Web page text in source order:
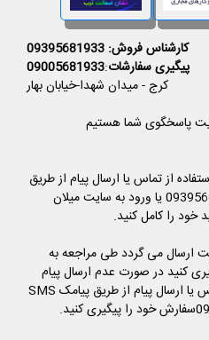
کارشناس فروش: 09395681933
پیگیری سفارشات:
09005681933
کرج - میدان شهدا-خیابان بهار
از تماس یا ارسال پیام از طریق
واتساپ یا پیامک با شماره 09395681933 یا ورود به سایت میلان
را کامل کنید.
ارسال می گردد طی مراجعه به
کنید در صورت عدم ارسال پیام
تیپاکس یا پست با استفاده از تماس یا ارسال پیام از طریق پیامک SMS